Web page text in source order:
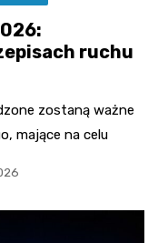
ruchu
zostaną ważne
mające na celu